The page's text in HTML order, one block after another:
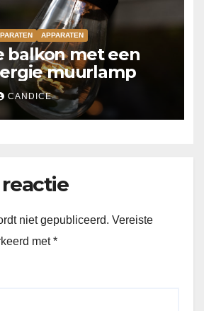
APPARATEN
balkon met een
muurlamp
CANDICE
niet gepubliceerd. Vereiste
met*